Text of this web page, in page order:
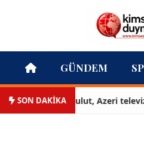
GÜNDEM
SON DAKİKA
Karabulut, Azeri